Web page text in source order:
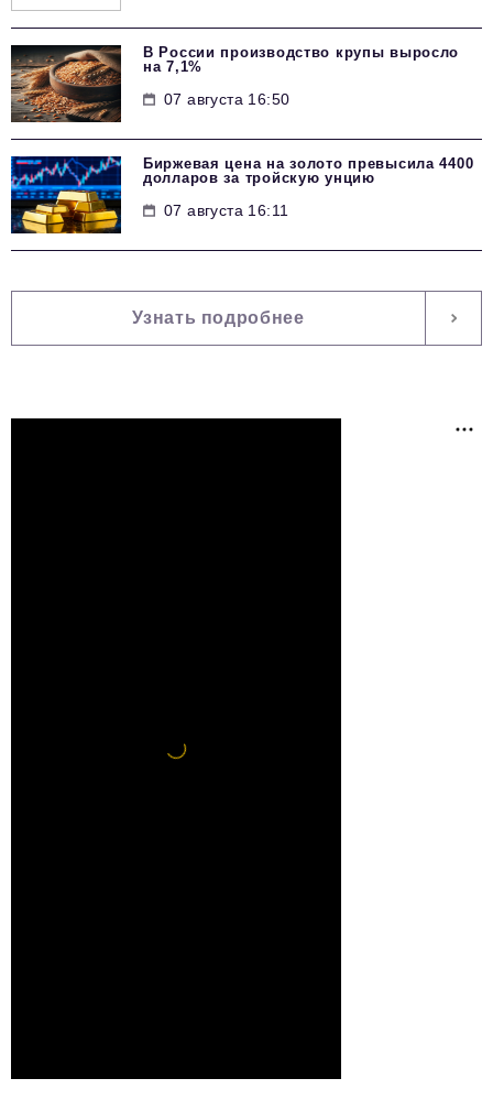
В России производство крупы выросло
на 7,1%
07 августа 16:50
Биржевая цена на золото превысила 4400
долларов за тройскую унцию
07 августа 16:11
Узнать подробнее